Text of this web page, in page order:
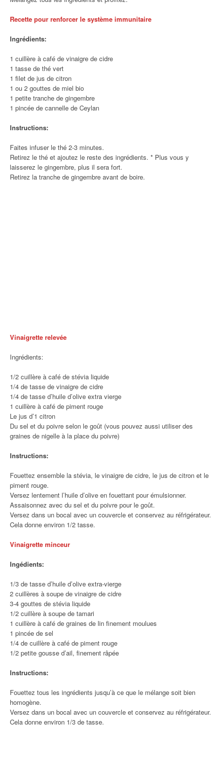
Recette pour renforcer le système immunitaire
Ingrédients:
1 cuillère à café de vinaigre de cidre
1 tasse de thé vert
1 filet de jus de citron
1 ou 2 gouttes de miel bio
1 petite tranche de gingembre
1 pincée de cannelle de Ceylan
Instructions:
Faites infuser le thé 2-3 minutes.
Retirez le thé et ajoutez le reste des ingrédients. * Plus vous y
laisserez le gingembre, plus il sera fort.
Retirez la tranche de gingembre avant de boire.
Vinaigrette relevée
Ingrédients:
1/2 cuillère à café de stévia liquide
1/4 de tasse de vinaigre de cidre
1/4 de tasse d’huile d’olive extra vierge
1 cuillère à café de piment rouge
Le jus d’1 citron
Du sel et du poivre selon le goût (vous pouvez aussi utiliser des
graines de nigelle à la place du poivre)
Instructions:
Fouettez ensemble la stévia, le vinaigre de cidre, le jus de citron et le
piment rouge.
Versez lentement l’huile d’olive en fouettant pour émulsionner.
Assaisonnez avec du sel et du poivre pour le goût.
Versez dans un bocal avec un couvercle et conservez au réfrigérateur.
Cela donne environ 1/2 tasse.
Vinaigrette minceur
Ingédients:
1/3 de tasse d’huile d’olive extra-vierge
2 cuillères à soupe de vinaigre de cidre
3-4 gouttes de stévia liquide
1/2 cuillère à soupe de tamari
1 cuillère à café de graines de lin finement moulues
1 pincée de sel
1/4 de cuillère à café de piment rouge
1/2 petite gousse d’ail, finement râpée
Instructions:
Fouettez tous les ingrédients jusqu’à ce que le mélange soit bien
homogène.
Versez dans un bocal avec un couvercle et conservez au réfrigérateur.
Cela donne environ 1/3 de tasse.